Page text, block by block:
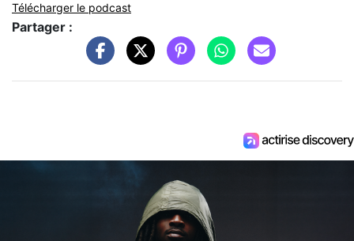
Télécharger le podcast
Partager :